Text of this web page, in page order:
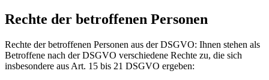
Rechte der betroffenen Personen
Rechte der betroffenen Personen aus der DSGVO: Ihnen stehen als
Betroffene nach der DSGVO verschiedene Rechte zu, die sich
insbesondere aus Art. 15 bis 21 DSGVO ergeben: